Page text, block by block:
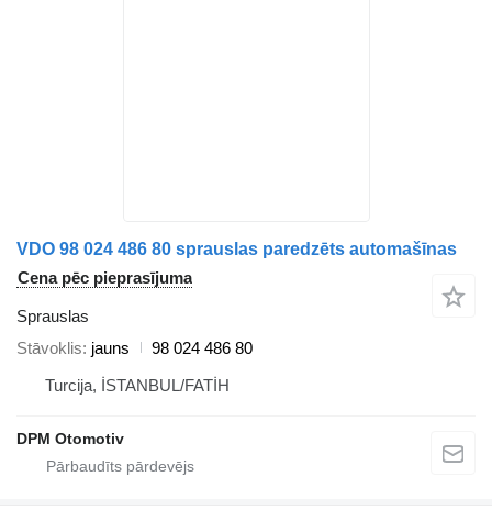
VDO 98 024 486 80 sprauslas paredzēts automašīnas
Cena pēc pieprasījuma
Sprauslas
Stāvoklis jauns
98 024 486 80
Turcija, İSTANBUL/FATİH
DPM Otomotiv